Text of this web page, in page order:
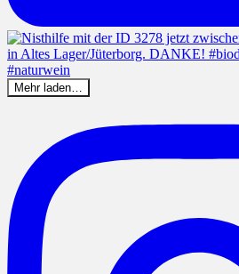
Mehr laden…